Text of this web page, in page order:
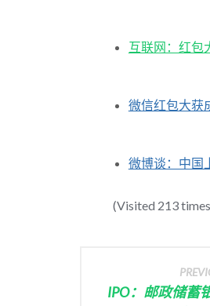
互联网：红包
微信红包大获
微博谈：中国
(Visited 213
IPO：邮政储蓄